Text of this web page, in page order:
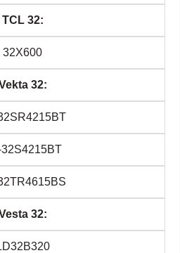
TCL 32:
32X600
32:
32S4215BT
32: